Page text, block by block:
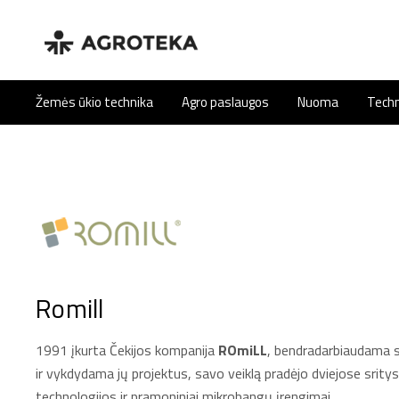
Žemės ūkio technika Agro paslaugos Nuoma
Romill
1991 įkurta Čekijos kompanija ROmiLL,
ir vykdydama jų projektus, savo veiklą pradėjo dviejose